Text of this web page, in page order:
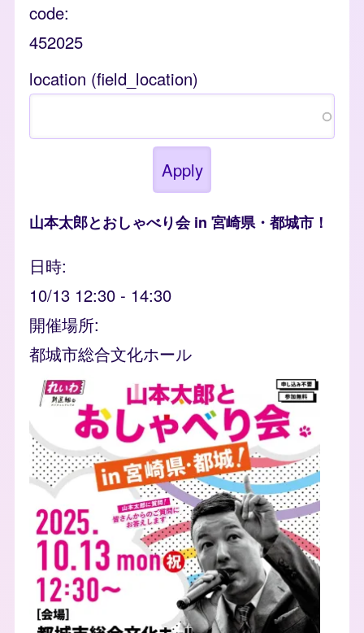
code
452025
location (field_location)
山本太郎とおしゃべり会 in 宮崎県・都城市！
日時
10/13 12:30 - 14:30
開催場所
都城市総合文化ホール
event_banner
Image